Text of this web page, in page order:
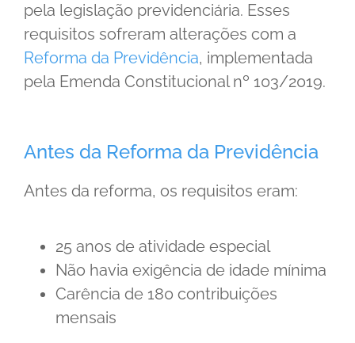
pela legislação previdenciária. Esses
requisitos sofreram alterações com a
Reforma da Previdência, implementada
pela Emenda Constitucional nº 103/2019.
Antes da Reforma da Previdência
Antes da reforma, os requisitos eram:
25 anos de atividade especial
Não havia exigência de idade mínima
Carência de 180 contribuições
mensais